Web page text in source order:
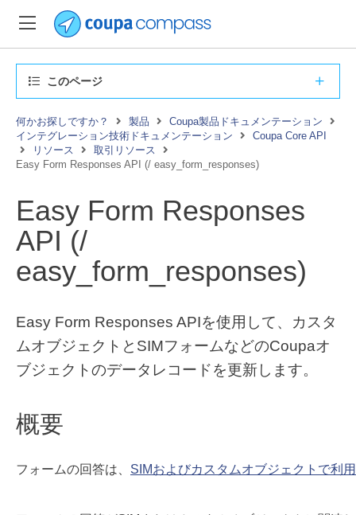
このページ
何かお探しですか？ 製品
Coupa製品ドキュメンテーション
インテグレーション技術ドキュメンテーション
Coupa Core API
リソース
取引リソース
Easy Form Responses API (/ easy_form_responses)
Easy Form Responses
API (/
easy_form_responses)
Easy Form Responses APIを使用して、カスタ
ムオブジェクトとSIMフォームなどのCoupaオ
ブジェクトのデータレコードを更新します。
概要
フォームの回答は、 SIMおよびカスタムオブジェクトで利